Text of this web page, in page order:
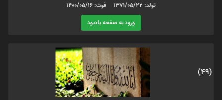
تولد: 1371/05/22 فوت: 1400/05/16
ورود به صفحه یادبود
(49)